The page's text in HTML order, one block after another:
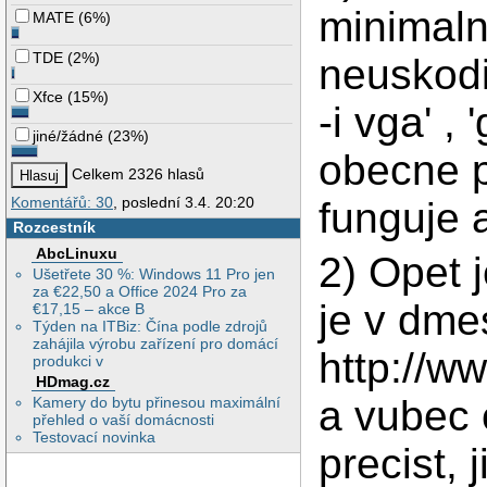
MATE (6%)
TDE (2%)
Xfce (15%)
jiné/žádné (23%)
Celkem 2326 hlasů
Komentářů: 30 , poslední 3.4. 20:20
Rozcestník
AbcLinuxu
Ušetřete 30 %: Windows 11 Pro jen
za €22,50 a Office 2024 Pro za
€17,15 – akce B
Týden na ITBiz: Čína podle zdrojů
zahájila výrobu zařízení pro domácí
produkci v
HDmag.cz
Kamery do bytu přinesou maximální
přehled o vaší domácnosti
Testovací novinka
-i vga' ,
obecne
funguje
2) Opet
je v
http://
a vubec
precist,